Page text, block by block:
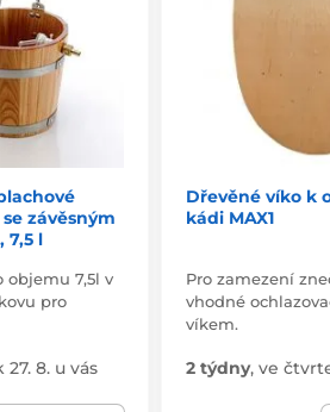
závěsným
7,5 l
objemu 7,5l v
pro
8. u vás
Dřevěné víko k
kádi MAX1
Pro zamezení
vhodné
víkem.
2 týdny, ve